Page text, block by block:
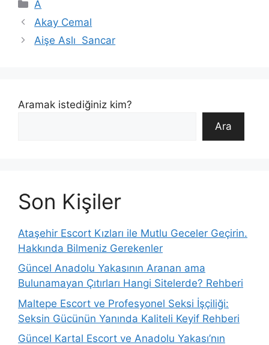
A
Akay Cemal
Aişe Aslı Sancar
Aramak istediğiniz kim?
Ara
Son Kişiler
Ataşehir Escort Kızları ile Mutlu Geceler Geçirin.
Hakkında Bilmeniz Gerekenler
Güncel Anadolu Yakasının Aranan ama
Bulunamayan Çıtırları Hangi Sitelerde? Rehberi
Maltepe Escort ve Profesyonel Seksi İşçiliği:
Seksin Gücünün Yanında Kaliteli Keyif Rehberi
Güncel Kartal Escort ve Anadolu Yakası’nın